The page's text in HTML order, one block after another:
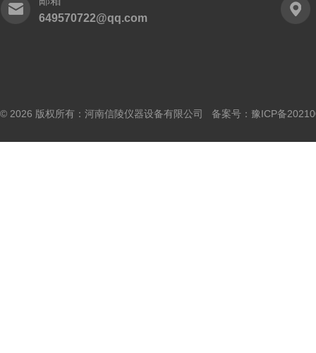
649570722@qq.com
© 2026 版权所有：河南信陵仪器设备有限公司 备案号： 豫ICP备